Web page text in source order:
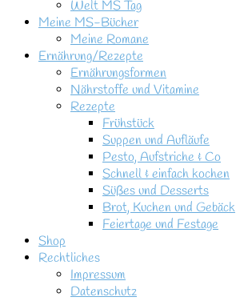
Welt MS Tag
Meine MS-Bücher
Meine Romane
Ernährung/Rezepte
Ernährungsformen
Nährstoffe und Vitamine
Rezepte
Frühstück
Suppen und Aufläufe
Pesto, Aufstriche & Co
Schnell & einfach kochen
Süßes und Desserts
Brot, Kuchen und Gebäck
Feiertage und Festage
Shop
Rechtliches
Impressum
Datenschutz